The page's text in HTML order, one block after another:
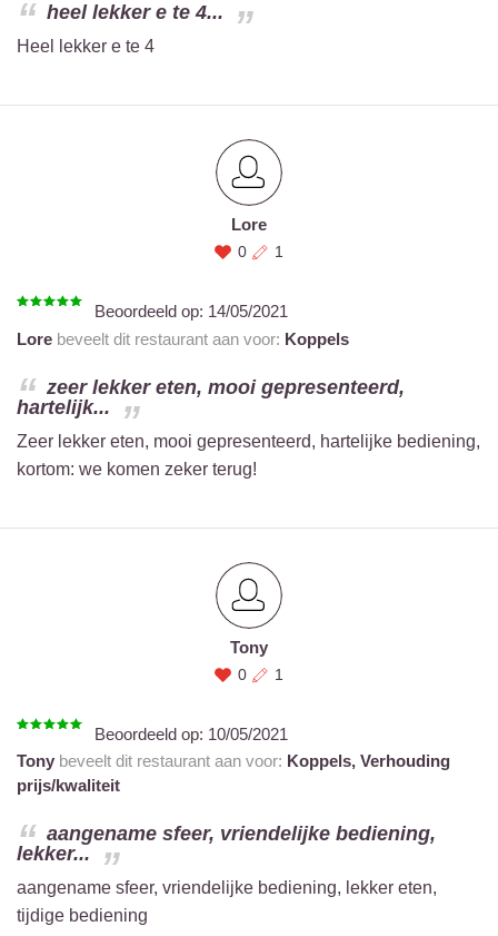
heel lekker e te 4...
Heel lekker e te 4
Lore
0 1
Beoordeeld op: 14/05/2021
Lore beveelt dit restaurant aan voor: Koppels
zeer lekker eten, mooi gepresenteerd,
hartelijk...
Zeer lekker eten, mooi gepresenteerd, hartelijke bediening,
kortom: we komen zeker terug!
Tony
0 1
Beoordeeld op: 10/05/2021
Tony beveelt dit restaurant aan voor: Koppels, Verhouding
prijs/kwaliteit
aangename sfeer, vriendelijke bediening,
lekker...
aangename sfeer, vriendelijke bediening, lekker eten,
tijdige bediening